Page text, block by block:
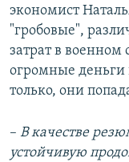
экономист
"гробовые",
затрат в военном
огромные деньги
только, они
– В качестве
устойчивую